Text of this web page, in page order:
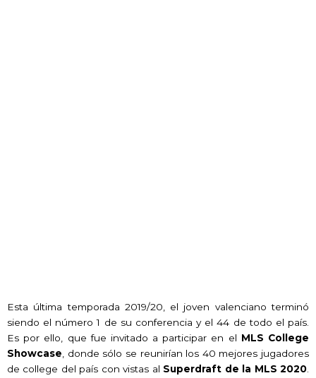
Esta última temporada 2019/20, el joven valenciano terminó
siendo el número 1 de su conferencia y el 44 de todo el país.
Es por ello, que fue invitado a participar en el MLS College
Showcase , donde sólo se reunirían los 40 mejores jugadores
de college del país con vistas al Superdraft de la MLS 2020